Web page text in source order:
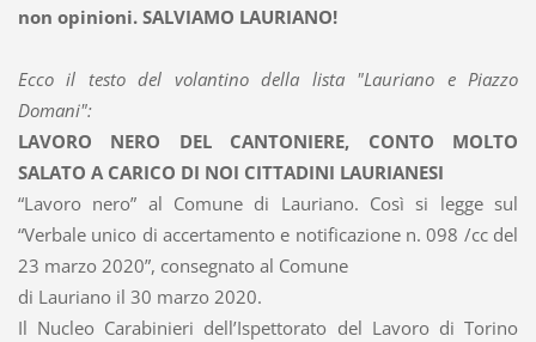
non opinioni. SALVIAMO LAURIANO!
Ecco il testo del volantino della lista "Lauriano e Piazzo
Domani":
LAVORO NERO DEL CANTONIERE, CONTO MOLTO
SALATO A CARICO DI NOI CITTADINI LAURIANESI
“Lavoro nero” al Comune di Lauriano. Così si legge sul
“Verbale unico di accertamento e notificazione n. 098 /cc del
23 marzo 2020”, consegnato al Comune
di Lauriano il 30 marzo 2020.
Il Nucleo Carabinieri dell’Ispettorato del Lavoro di Torino